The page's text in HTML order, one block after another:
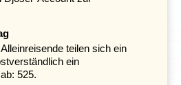
teilen sich ein
ein
525.